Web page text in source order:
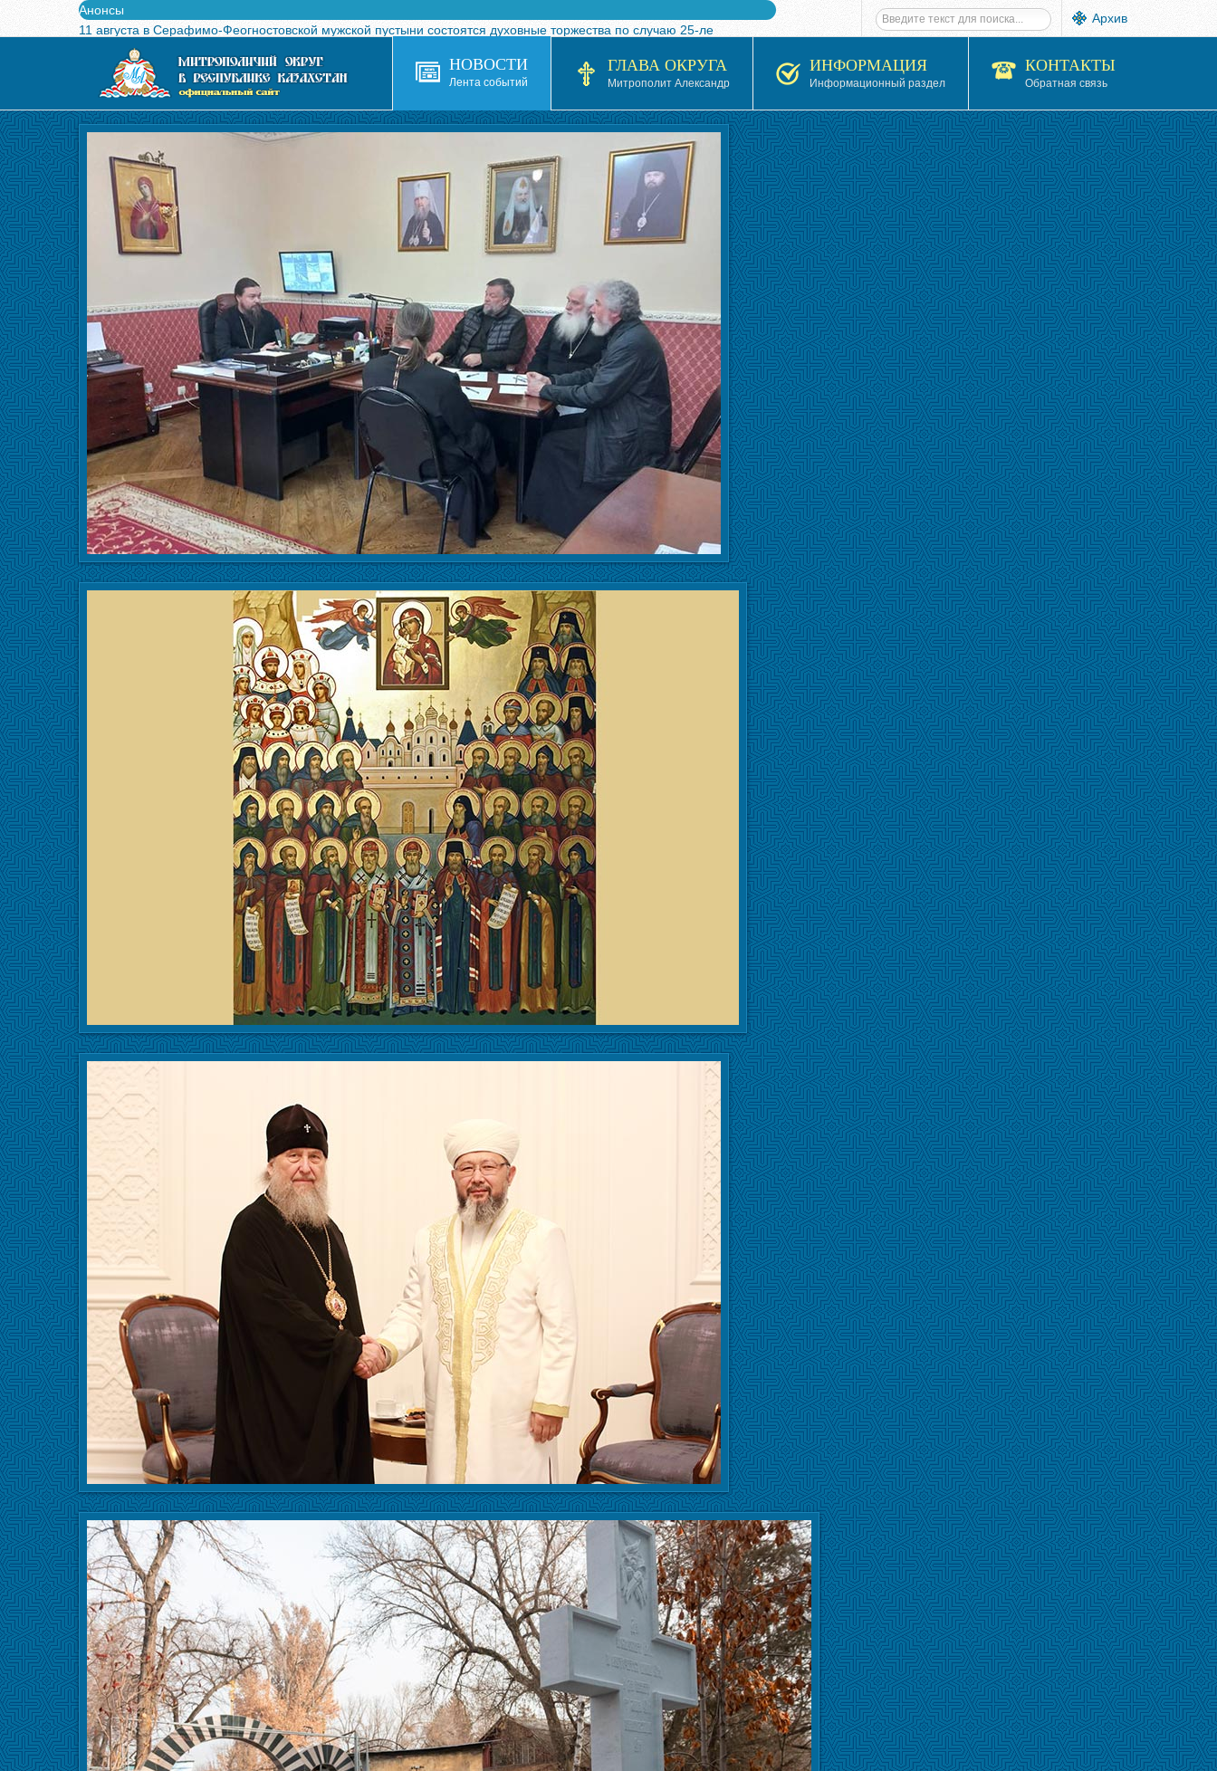
Анонсы
11 августа в Серафимо-Феогностовской мужской пустыни состоятся духовные торжества по случаю 25-ле
Выпущен в свет буклет о проведении Международного турнира по волейболу, посвященного 25-летию обр
Вышел в свет новый номер журнала «Свет Православия в Казахстане»
Вышла в свет монография «Управляющие Алма-Атинской епархией Русской Православной Церкви в 1927–19
Алма-Атинская духовная семинария объявляет прием документов на 2026-2027 учебный год
Архив
НОВОСТИ
Лента событий
ГЛАВА ОКРУГА
Митрополит Александр
ИНФОРМАЦИЯ
Информационный раздел
КОНТАКТЫ
Обратная связь